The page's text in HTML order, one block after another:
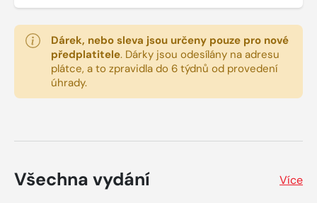
Dárek, nebo sleva jsou určeny pouze pro nové
předplatitele. Dárky jsou odesílány na adresu
plátce, a to zpravidla do 6 týdnů od provedení
úhrady.
Všechna vydání Více